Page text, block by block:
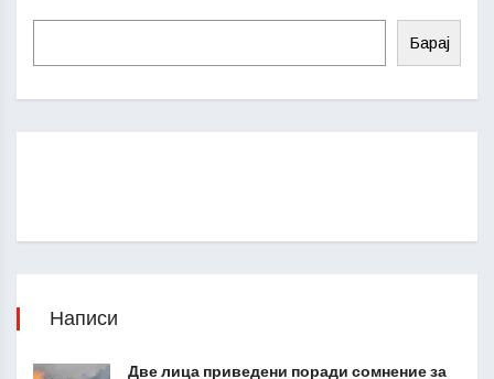
Барај
Написи
Две лица приведени поради сомнение за